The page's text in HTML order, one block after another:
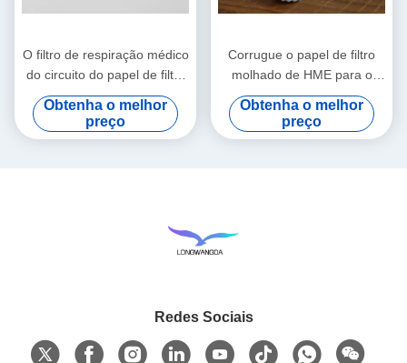
O filtro de respiração médico
do circuito do papel de filtro
de HMEF HME corrugou o
papel de filtro
Obtenha o melhor
preço
Corrugue o papel de filtro
molhado de HME para o
outro Comsumables médico
Obtenha o melhor
preço
Redes Sociais